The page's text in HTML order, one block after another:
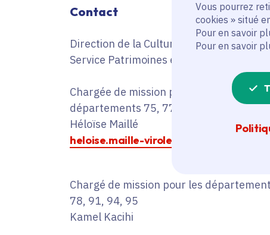
Vous pourrez
cookies » situé
Pour en savoir
Pour en savoir
Contact
Direction de la Culture
Service Patrimoines et Inventaire
Chargée de mission pour les
départements 75, 77, 92, 93
Héloïse Maillé
heloise.maille-virole@iledefrance.fr
Chargé de mission pour les
78, 91, 94, 95
Kamel Kacihi